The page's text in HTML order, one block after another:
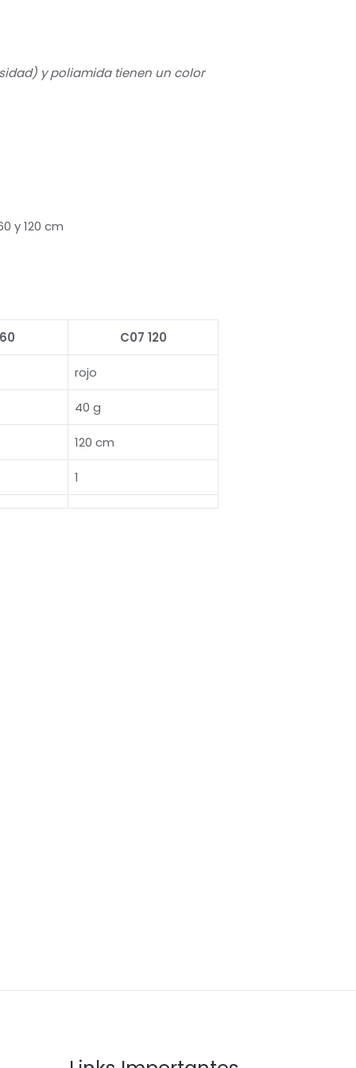
y poliamida tienen un color
y 120 cm
C07 120
rojo
40 g
120 cm
1